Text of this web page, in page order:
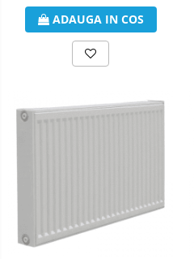
Radiatoare/Calorifere Brise
Heizkorper
Radiatoare de baie Portprosop
Radiatoare de Baie din otel - Drept
RADIATOARE DE BAIE DIN OTEL
PURMO
Radiatoare CONDOR
ADAUGA IN COS